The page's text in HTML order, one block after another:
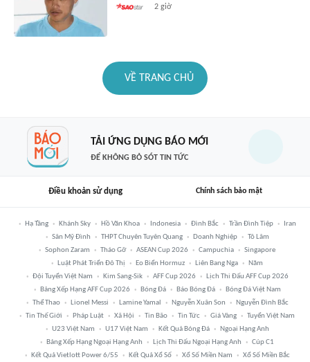
2 giờ
VỀ TRANG CHỦ
TẢI ỨNG DỤNG BÁO MỚI
ĐỂ KHÔNG BỎ SÓT TIN TỨC
Điều khoản sử dụng Chính sách bảo mật
Hạ Tầng Khánh Sky Hồ Văn Khoa Indonesia Đình Bắc Trần Đình Tiệp
Iran
Sân Mỹ Đình
THPT Chuyên Tuyên Quang Doanh Nghiệp
Tô Lâm
Sophon Zaram
Tháo Gỡ ASEAN Cup 2026 Campuchia
Singapore
Luật Phát Triển Đô Thị
Eo Biển Hormuz Liên Bang Nga
Năm
Đội Tuyển Việt Nam
Kim Sang-Sik AFF Cup 2026
Lịch Thi Đấu AFF Cup 2026
Bảng Xếp Hạng AFF Cup 2026
Bóng Đá Báo Bóng Đá
Bóng Đá Việt Nam
Thể Thao
Lionel Messi Lamine Yamal Nguyễn Xuân Son
Nguyễn Đình Bắc
Tin Thế Giới
Pháp Luật Xã Hội Tin Bão Tin Tức Giá Vàng
Tuyển Việt Nam
U23 Việt Nam
U17 Việt Nam Kết Quả Bóng Đá
Ngoại Hạng Anh
Bảng Xếp Hạng Ngoại Hạng Anh
Lịch Thi Đấu Ngoại Hạng Anh
Cúp C1
Kết Quả Vietlott Power 6/55
Kết Quả Xổ Số Xổ Số Miền Nam Xổ Số Miền Bắc